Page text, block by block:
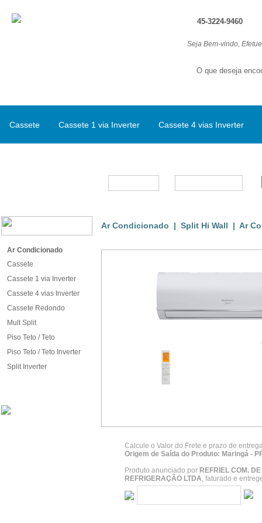
Seja Bem-vindo,
45-3224-9460
Cassete Cassete 1 via Inverter Cassete 4 vias Inverter
Ar Condicionado
Cassete
Cassete 1 via Inverter
Cassete 4 vias Inverter
Cassete Redondo
Mult Split
Piso Teto / Teto
Piso Teto / Teto Inverter
Split Inverter
Ar Condicionado | Split Hi Wall | Ar
Calcule o Valor do Frete e prazo de
Origem de Saída do Produto: Maringá -
Produto anunciado por REFRIEL COM.
REFRIGERAÇÃO LTDA, faturado e